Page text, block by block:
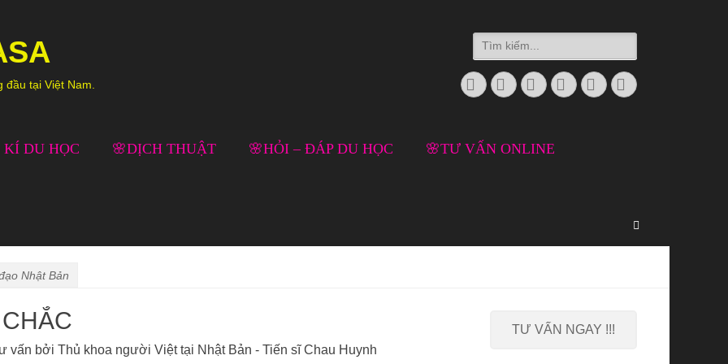
tại Việt Nam.
Search
for:
Facebook
TwitterEmailSkypeWebsite
Phone
DU HỌC 🌸DỊCH THUẬT 🌸HỎI – ĐÁP DU HỌC 🌸TƯ VẤN ONLINE
Nhật Bản
vấn bởi Thủ khoa người Việt tại Nhật Bản - Tiến sĩ Chau Huynh
TƯ VẤN NGAY !!!